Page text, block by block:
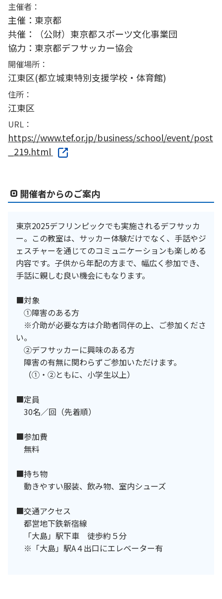
主催者：
主催：東京都
共催：（公財）東京都スポーツ文化事業団
協力：東京都デフサッカー協会
開催場所：
江東区(都立城東特別支援学校・体育館)
住所：
江東区
URL：
https://www.tef.or.jp/business/school/event/post
_219.html
開催者からのご案内
東京2025デフリンピックでも実施されるデフサッカ
ー。この教室は、サッカー体験だけでなく、手話やジ
ェスチャーを通じてのコミュニケーションも楽しめる
内容です。子供から年配の方まで、幅広く参加でき、
手話に親しむ良い機会にもなります。
■対象
①障害のある方
※介助が必要な方は介助者同伴の上、ご参加くださ
い。
②デフサッカーに興味のある方
障害の有無に関わらずご参加いただけます。
（①・②ともに、小学生以上）
■定員
30名／回（先着順）
■参加費
無料
■持ち物
動きやすい服装、飲み物、室内シューズ
■交通アクセス
都営地下鉄新宿線
「大島」駅下車 徒歩約５分
※「大島」駅A４出口にエレベーター有